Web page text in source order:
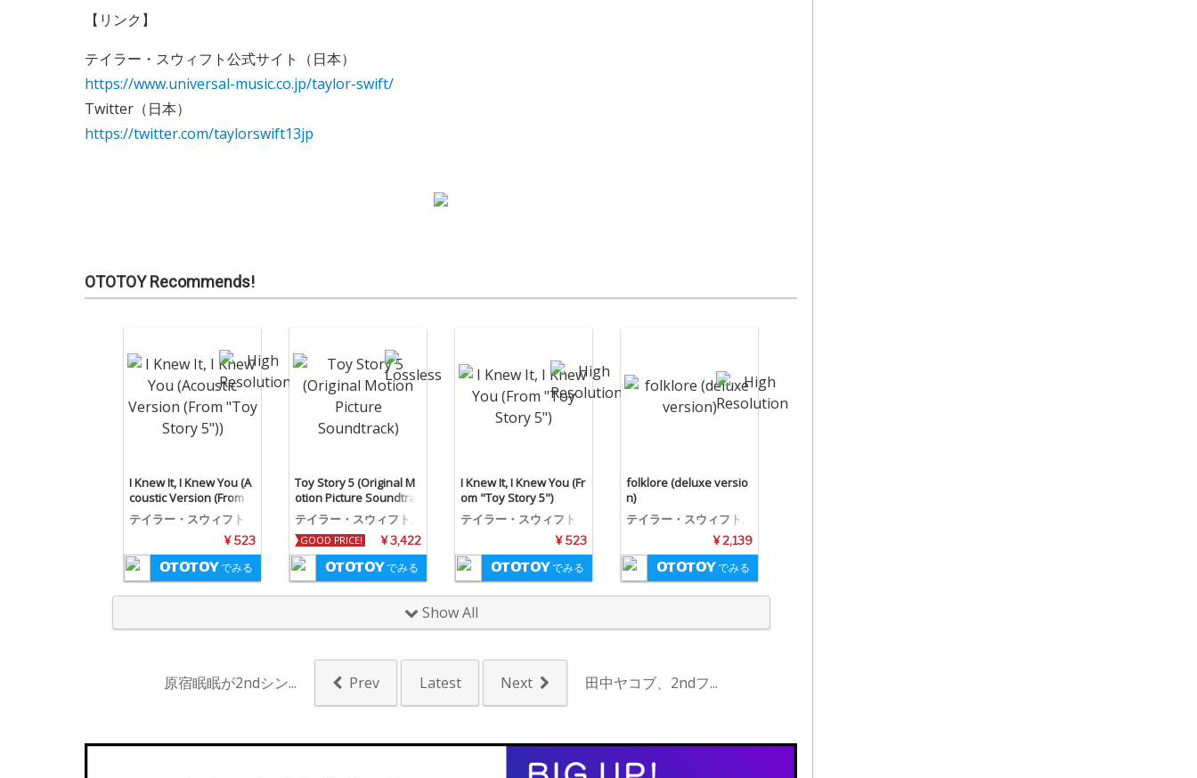
【リンク】
テイラー・スウィフト公式サイト（日本）
https://www.universal-music.co.jp/taylor-swift/
Twitter（日本）
https://twitter.com/taylorswift13jp
OTOTOY Recommends!
I Knew It, I Knew You (A
coustic Version (From
"Toy Story 5"))
テイラー・スウィフト
¥ 523
でみる
Toy Story 5 (Original M
otion Picture Soundtrac
k)
テイラー・スウィフト,
ランディ・ニューマン
¥ 3,422
GOOD PRICE!
でみる
I Knew It, I Knew You (Fr
om "Toy Story 5")
テイラー・スウィフト
¥ 523
でみる
folklore (deluxe versio
n)
テイラー・スウィフト,
ボン・イヴェール¥ 2,139
でみる
Show All
原宿眠眠が2ndシン... Prev Latest Next 田中ヤコブ、2ndフ...